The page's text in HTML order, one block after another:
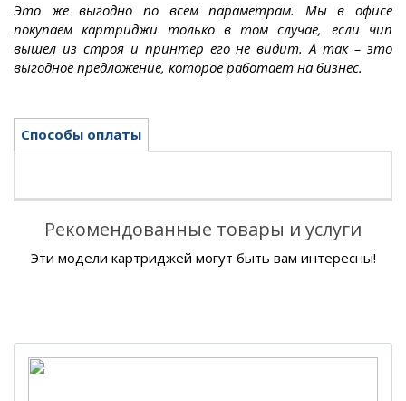
Это же выгодно по всем параметрам. Мы в офисе
покупаем картриджи только в том случае, если чип
вышел из строя и принтер его не видит. А так – это
выгодное предложение, которое работает на бизнес.
Способы оплаты
Рекомендованные товары и услуги
Эти модели картриджей могут быть вам интересны!